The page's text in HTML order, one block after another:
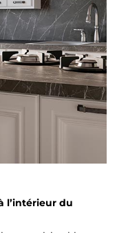
l’intérieur du